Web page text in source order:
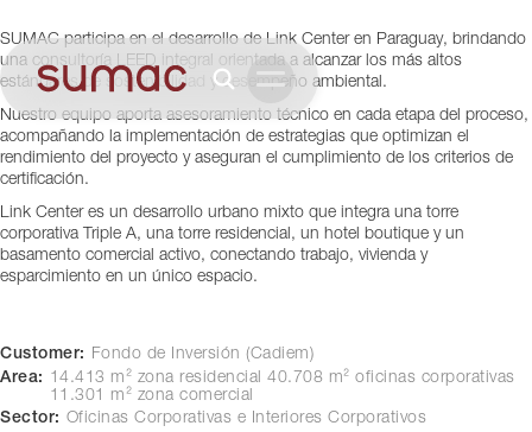
SUMAC participa en el desarrollo de Link Center en Paraguay, brindando
una consultoría LEED integral orientada a alcanzar los más altos
estándares de sostenibilidad y desempeño ambiental.
Nuestro equipo aporta asesoramiento técnico en cada etapa del proceso,
acompañando la implementación de estrategias que optimizan el
rendimiento del proyecto y aseguran el cumplimiento de los criterios de
certificación.
Link Center es un desarrollo urbano mixto que integra una torre
corporativa Triple A, una torre residencial, un hotel boutique y un
basamento comercial activo, conectando trabajo, vivienda y
esparcimiento en un único espacio.
Customer: Fondo de Inversión (Cadiem)
Area: 14.413 m² zona residencial 40.708 m² oficinas corporativas
11.301 m² zona comercial
Sector: Oficinas Corporativas e Interiores Corporativos